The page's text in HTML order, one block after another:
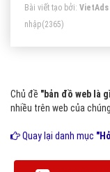
web của công cụ
hiện và thu thập
có.
Bài viết tạo bởi: VietAds
nhập(2365)
Chủ đề "bản đồ web là
nhiều trên web của
Quay lại danh mục